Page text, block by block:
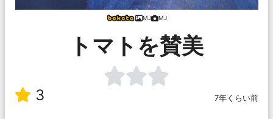
MJ MJ
トマトを賛美
3 7年くらい前